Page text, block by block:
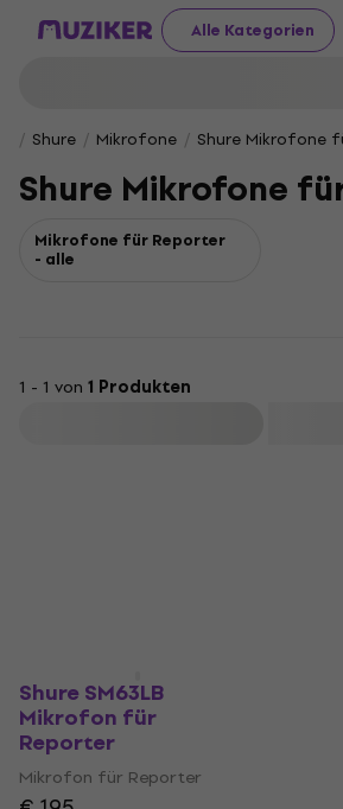
Alle Kategorien
Shure Mikrofone Shure Mikrofone
Shure Mikrofone
Mikrofone für Reporter
- alle
1 - 1 von 1 Produkten
Shure SM63LB
Mikrofon für
Reporter
Mikrofon für Reporter